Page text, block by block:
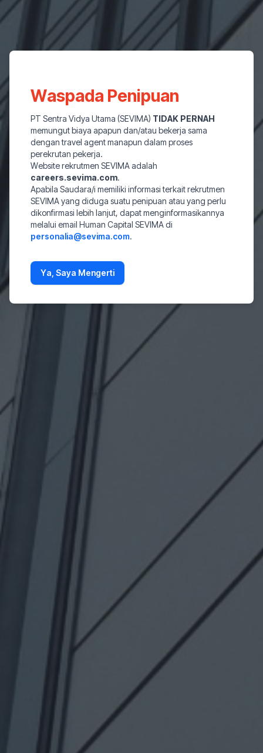
Waspada Penipuan
PT Sentra Vidya Utama (SEVIMA) TIDAK PERNAH
memungut biaya apapun dan/atau bekerja sama
dengan travel agent manapun dalam proses
perekrutan pekerja.
Website rekrutmen SEVIMA adalah
careers.sevima.com.
Apabila Saudara/i memiliki informasi terkait rekrutmen
SEVIMA yang diduga suatu penipuan atau yang perlu
dikonfirmasi lebih lanjut, dapat menginformasikannya
melalui email Human Capital SEVIMA di
personalia@sevima.com.
Ya, Saya Mengerti